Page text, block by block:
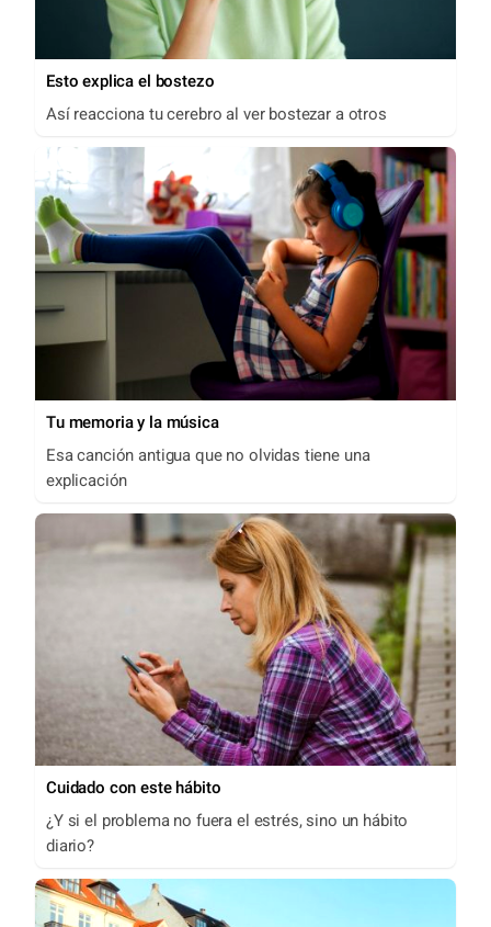
Esto explica el bostezo
Así reacciona tu cerebro al ver bostezar a otros
Tu memoria y la música
Esa canción antigua que no olvidas tiene una
explicación
Cuidado con este hábito
¿Y si el problema no fuera el estrés, sino un hábito
diario?